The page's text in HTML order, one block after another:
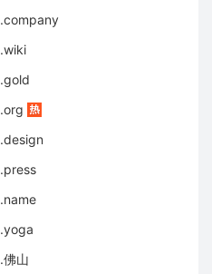
.company
.wiki
.gold
.org
.design
.press
.name
.yoga
.佛山